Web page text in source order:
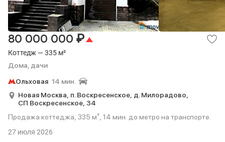
Коттедж — 335 м²
Дома, дачи
80 000 000 ₽
Ольховая 14 мин.
Новая Москва, п. Воскресенское, д. Милорадово,
СП Воскресенское, 34
Продажа коттеджа, 335 м², 14 мин. до метро на транспорте.
27 июля 2026